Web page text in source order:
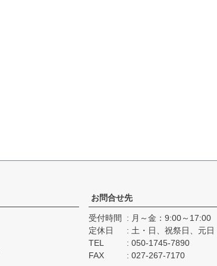
お問合せ先
受付時間
月～金：9:00～17:00
定休日
土・日、祝祭日、元日
TEL
050-1745-7890
FAX
027-267-7170